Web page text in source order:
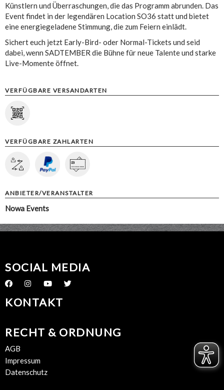
Künstlern und Überraschungen, die das Programm abrunden. Das
Event findet in der legendären Location SO36 statt und bietet
eine energiegeladene Stimmung, die zum Feiern einlädt.
Sichert euch jetzt Early-Bird- oder Normal-Tickets und seid
dabei, wenn SADTEMBER die Bühne für neue Talente und starke
Live-Momente öffnet.
VERFÜGBARE VERSANDARTEN
VERFÜGBARE ZAHLARTEN
ANBIETER/VERANSTALTER
Nowa Events
SOCIAL MEDIA
KONTAKT
RECHT & ORDNUNG
AGB
Impressum
Datenschutz